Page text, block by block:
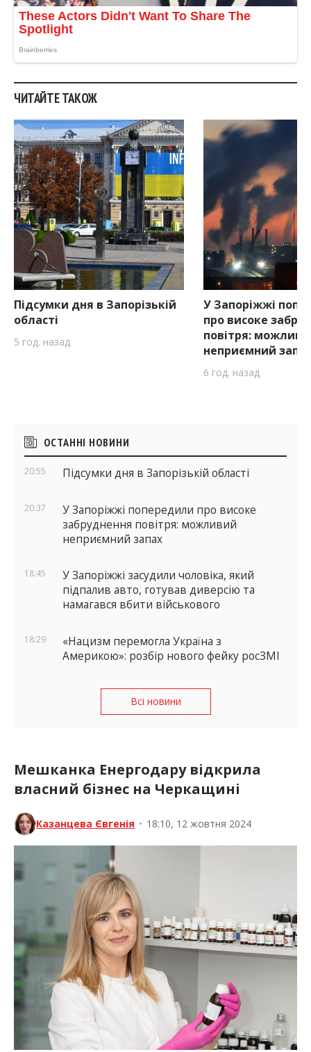
ЧИТАЙТЕ ТАКОЖ
Підсумки дня в Запорізькій
області
5 год. назад
У Запоріжжі
про високе
повітря:
неприємний
6 год. назад
Бічні
віджети
ОСТАННІ НОВИНИ
20:55 Підсумки дня в Запорізькій області
20:37
У Запоріжжі попередили про високе
забруднення повітря: можливий
неприємний запах
18:45
У Запоріжжі засудили чоловіка, який
підпалив авто, готував диверсію та
намагався вбити військового
18:29
«Нацизм перемогла Україна з
Америкою»: розбір нового фейку росЗМІ
Всі новини
Мешканка Енергодару відкрила
власний бізнес на Черкащині
Казанцева Євгенія • 18:10, 12 жовтня 2024